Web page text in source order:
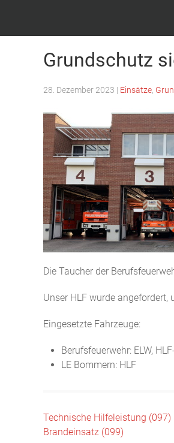
Grundschutz
28. Dezember 2023 | Einsätze
Die Taucher der
Unser HLF wurde
Eingesetzte Fahrzeuge:
Berufsfeuerwehr: ELW,
LE Bommern: HLF
Technische Hilfeleistung (097)
Brandeinsatz (099)